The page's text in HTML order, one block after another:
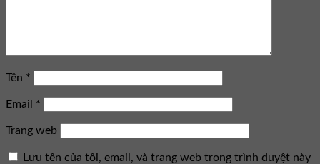
Tên *
Email *
Trang web
Lưu tên của tôi, email, và trang web trong trình duyệt này